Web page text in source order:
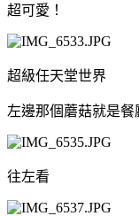
超可愛！
超級任天堂世界
左邊那個蘑菇就是餐
往左看